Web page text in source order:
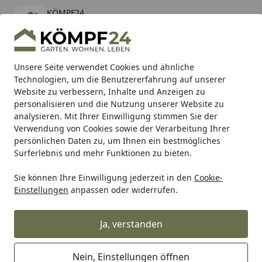
Unsere Seite verwendet Cookies und ähnliche
Technologien, um die Benutzererfahrung auf unserer
Website zu verbessern, Inhalte und Anzeigen zu
personalisieren und die Nutzung unserer Website zu
analysieren. Mit Ihrer Einwilligung stimmen Sie der
Verwendung von Cookies sowie der Verarbeitung Ihrer
persönlichen Daten zu, um Ihnen ein bestmögliches
Surferlebnis und mehr Funktionen zu bieten.
Sie können Ihre Einwilligung jederzeit in den Cookie-
Einstellungen anpassen oder widerrufen.
Ja, verstanden
Nein, Einstellungen öffnen
KÖMPF24
kostenlos - Im App Store
Hotline
Alle Produkte
Mein Konto
Suchen
Karibu Pools inkl. gratis Sandfilteranlage & Pool-
Starterset (Gesamtwert bis 468,99€)
Startseite
Alles für den Garten Gartenhaus Zubehör für
Biohort Seitenwand rechts für
Rasenrobotergarage Charly Gr. 1
dunkelgrau-metallic EE401911